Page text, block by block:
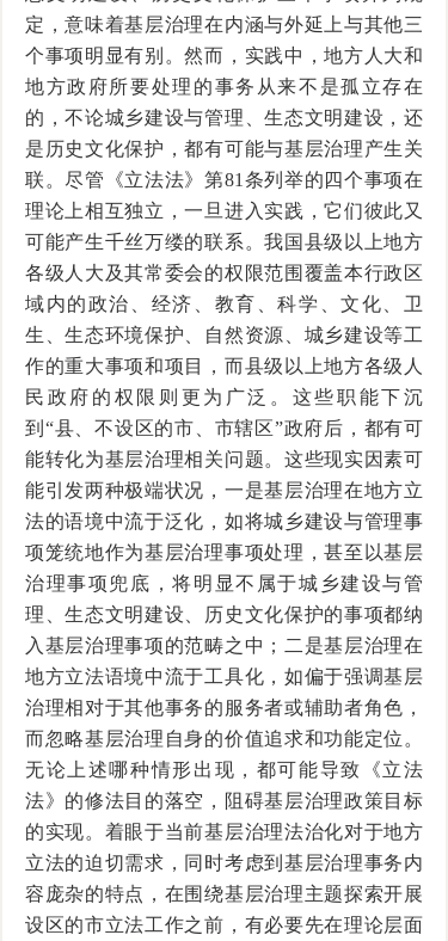
定，意味着基层治理在内涵与外延上与其他三
个事项明显有别。然而，实践中，地方人大和
地方政府所要处理的事务从来不是孤立存在
的，不论城乡建设与管理、生态文明建设，还
是历史文化保护，都有可能与基层治理产生关
联。尽管《立法法》第81条列举的四个事项在
理论上相互独立，一旦进入实践，它们彼此又
可能产生千丝万缕的联系。我国县级以上地方
各级人大及其常委会的权限范围覆盖本行政区
域内的政治、经济、教育、科学、文化、卫
生、生态环境保护、自然资源、城乡建设等工
作的重大事项和项目，而县级以上地方各级人
民政府的权限则更为广泛。这些职能下沉
到“县、不设区的市、市辖区”政府后，都有可
能转化为基层治理相关问题。这些现实因素可
能引发两种极端状况，一是基层治理在地方立
法的语境中流于泛化，如将城乡建设与管理事
项笼统地作为基层治理事项处理，甚至以基层
治理事项兜底，将明显不属于城乡建设与管
理、生态文明建设、历史文化保护的事项都纳
入基层治理事项的范畴之中；二是基层治理在
地方立法语境中流于工具化，如偏于强调基层
治理相对于其他事务的服务者或辅助者角色，
而忽略基层治理自身的价值追求和功能定位。
无论上述哪种情形出现，都可能导致《立法
法》的修法目的落空，阻碍基层治理政策目标
的实现。着眼于当前基层治理法治化对于地方
立法的迫切需求，同时考虑到基层治理事务内
容庞杂的特点，在围绕基层治理主题探索开展
设区的市立法工作之前，有必要先在理论层面